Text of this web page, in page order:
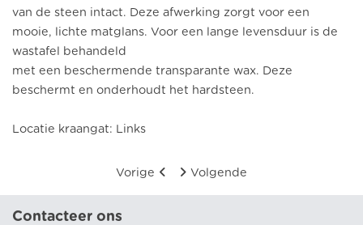
van de steen intact. Deze afwerking zorgt voor een
mooie, lichte matglans. Voor een lange levensduur is de
wastafel behandeld
met een beschermende transparante wax. Deze
beschermt en onderhoudt het hardsteen.
Locatie kraangat: Links
Vorige Volgende
Contacteer ons